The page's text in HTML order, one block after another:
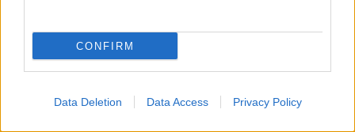
CONFIRM
Data Deletion Data Access Privacy Policy
alasehir
16 éve
Nem vagyok nyelvész, de nagyon érdekel a
A munkám nagyrészt abból áll, hogy az idegen